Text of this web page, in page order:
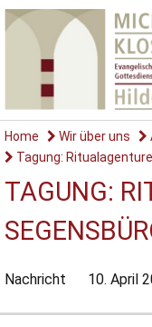
Home Wir über uns
Tagung:
TAGUNG:
Nachricht 10. April